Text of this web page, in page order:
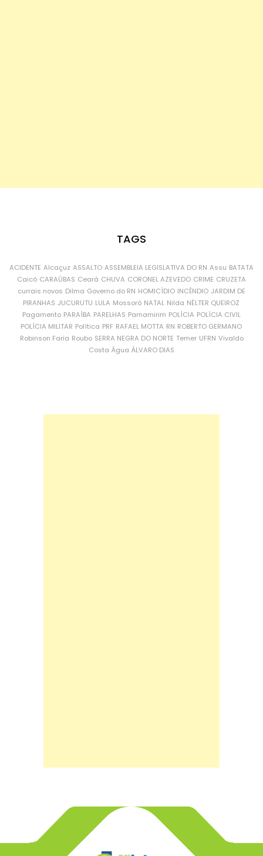
TAGS
ACIDENTE Alcaçuz ASSALTO ASSEMBLEIA LEGISLATIVA DO RN Assu BATATA
Caicó CARAÚBAS Ceará CHUVA CORONEL AZEVEDO CRIME CRUZETA
currais novos Dilma Governo do RN HOMICÍDIO INCÊNDIO JARDIM DE
PIRANHAS JUCURUTU LULA Mossoró NATAL Nilda NÉLTER QUEIROZ
Pagamento PARAÍBA PARELHAS Parnamirim POLÍCIA POLÍCIA CIVIL
POLÍCIA MILITAR Política PRF RAFAEL MOTTA RN ROBERTO GERMANO
Robinson Faria Roubo SERRA NEGRA DO NORTE Temer UFRN Vivaldo
Costa Água ÁLVARO DIAS